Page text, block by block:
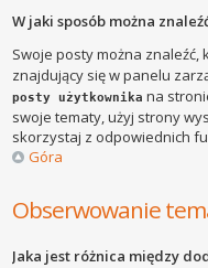
W jaki sposób można
Swoje posty można znaleźć,
znajdujący się w panelu
posty użytkownika na
swoje tematy, użyj strony
skorzystaj z odpowiednich
Góra
Obserwowanie
Jaka jest różnica między